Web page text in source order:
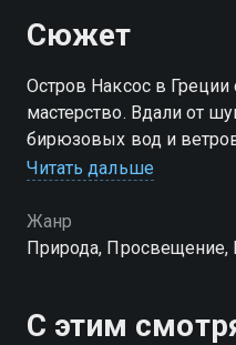
Сюжет
Остров Наксос в Греции
мастерство. Вдали от
бирюзовых вод и
легендарный спортсмен
фристайла
Читать дальше
Жанр
Природа, Просвещение,
С этим